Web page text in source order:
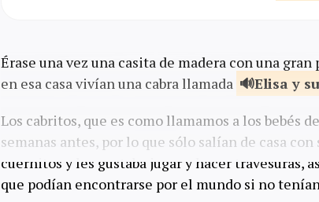
Érase una vez una casita de madera con una
en esa casa vivían una cabra llamada
Elisa y
Los cabritos, que es como llamamos a los bebés
semanas antes, por lo que sólo salían de casa
cuernitos y les gustaba jugar y hacer travesuras,
que podían encontrarse por el mundo si no